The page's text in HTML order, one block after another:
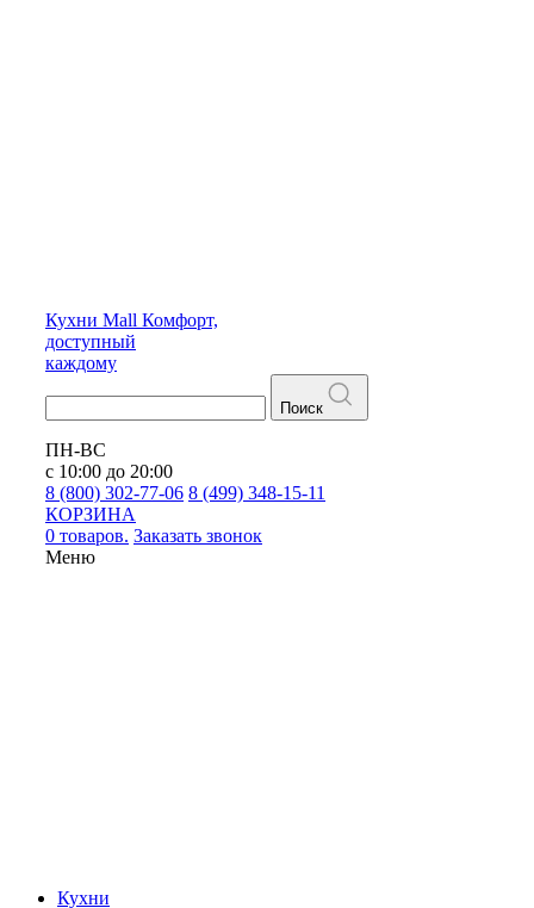
Кухни Mall Комфорт,
доступный
каждому
Поиск
ПН-ВС
с 10:00 до 20:00
8 (800) 302-77-06 8 (499) 348-15-11
КОРЗИНА
0 товаров. Заказать звонок
Меню
Кухни